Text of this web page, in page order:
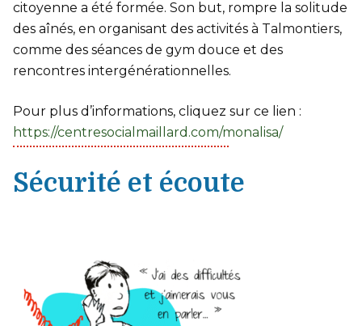
citoyenne a été formée. Son but, rompre la solitude
des aînés, en organisant des activités à Talmontiers,
comme des séances de gym douce et des
rencontres intergénérationnelles.
Pour plus d’informations, cliquez sur ce lien :
https://centresocialmaillard.com/monalisa/
Sécurité et écoute